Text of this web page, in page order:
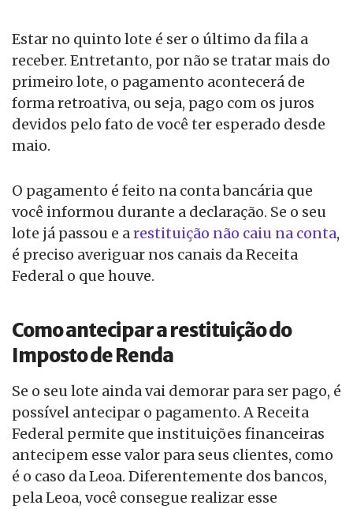
Estar no quinto lote é ser o último da fila a
receber. Entretanto, por não se tratar mais do
primeiro lote, o pagamento acontecerá de
forma retroativa, ou seja, pago com os juros
devidos pelo fato de você ter esperado desde
maio.
O pagamento é feito na conta bancária que
você informou durante a declaração. Se o seu
lote já passou e arestituição não caiu na conta,
é preciso averiguar nos canais da Receita
Federal o que houve.
Como antecipar a restituição do
Imposto de Renda
Se o seu lote ainda vai demorar para ser pago, é
possível antecipar o pagamento. A Receita
Federal permite que instituições financeiras
antecipem esse valor para seus clientes, como
é o caso da Leoa. Diferentemente dos bancos,
pela Leoa, você consegue realizar esse